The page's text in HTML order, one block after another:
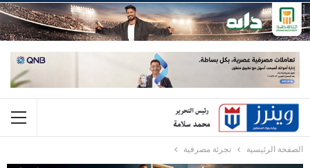
الصفحة الرئيسية تجزئة مصرفية